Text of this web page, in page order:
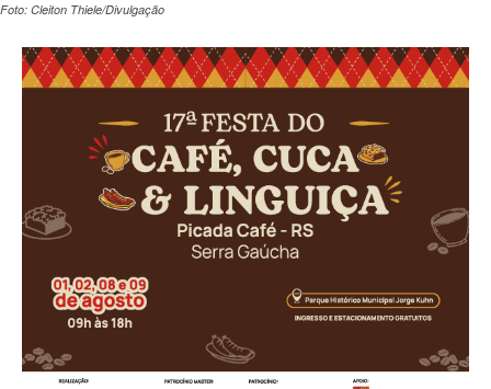
Foto: Cleiton Thiele/Divulgação